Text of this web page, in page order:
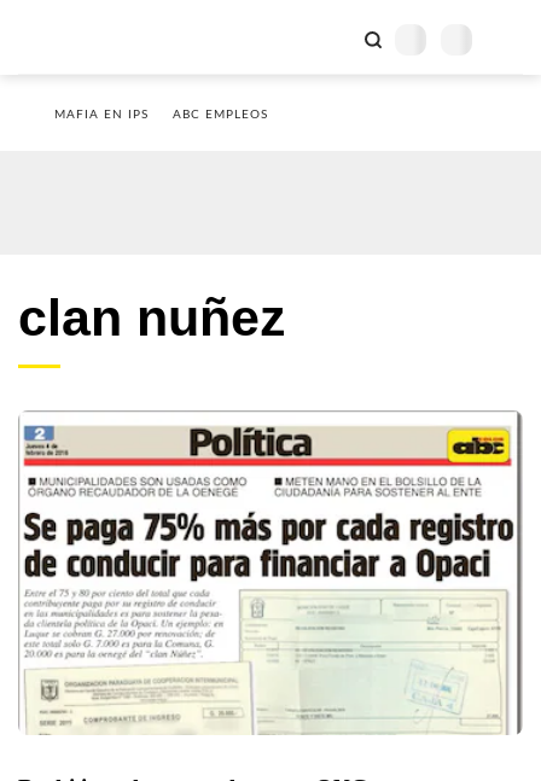
MAFIA EN IPS ABC EMPLEOS
clan nuñez